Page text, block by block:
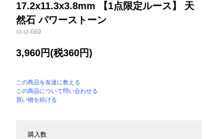
17.2x11.3x3.8mm 【1点限定ルース】 天
然石 パワーストーン
st-st-669
3,960円(税360円)
この商品を友達に教える
この商品について問い合わせる
買い物を続ける
購入数